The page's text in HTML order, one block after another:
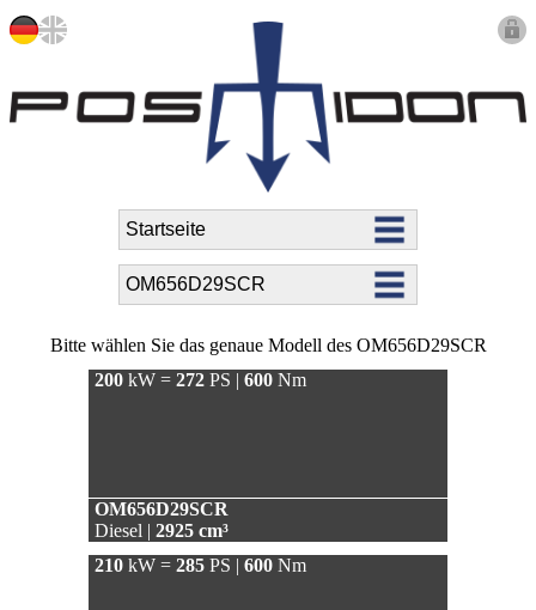
Bitte wählen Sie das genaue Modell des OM656D29SCR
200 kW = 272 PS | 600 Nm
OM656D29SCR
Diesel | 2925 cm³
210 kW = 285 PS | 600 Nm